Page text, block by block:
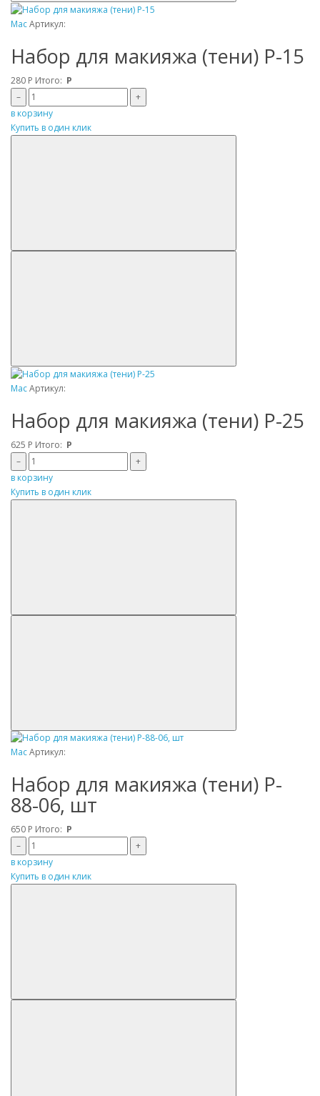
MacАртикул:
Набор для макияжа (тени) P-15
280 Р Итого: Р
–
+
в корзину
Купить в один клик
MacАртикул:
Набор для макияжа (тени) P-25
625 Р Итого: Р
–
+
в корзину
Купить в один клик
MacАртикул:
Набор для макияжа (тени) P-
88-06, шт
650 Р Итого: Р
–
+
в корзину
Купить в один клик